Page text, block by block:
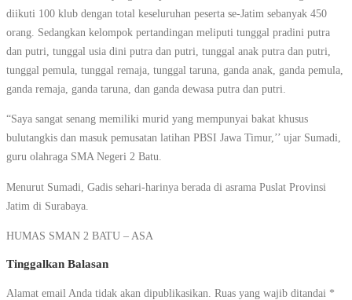
diikuti 100 klub dengan total keseluruhan peserta se-Jatim sebanyak 450
orang. Sedangkan kelompok pertandingan meliputi tunggal pradini putra
dan putri, tunggal usia dini putra dan putri, tunggal anak putra dan putri,
tunggal pemula, tunggal remaja, tunggal taruna, ganda anak, ganda pemula,
ganda remaja, ganda taruna, dan ganda dewasa putra dan putri.
“Saya sangat senang memiliki murid yang mempunyai bakat khusus
bulutangkis dan masuk pemusatan latihan PBSI Jawa Timur,’’ ujar Sumadi,
guru olahraga SMA Negeri 2 Batu.
Menurut Sumadi, Gadis sehari-harinya berada di asrama Puslat Provinsi
Jatim di Surabaya.
HUMAS SMAN 2 BATU – ASA
Tinggalkan Balasan
Alamat email Anda tidak akan dipublikasikan. Ruas yang wajib ditandai *